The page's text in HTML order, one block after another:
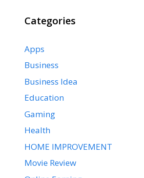
Categories
Apps
Business
Business Idea
Education
Gaming
Health
HOME IMPROVEMENT
Movie Review